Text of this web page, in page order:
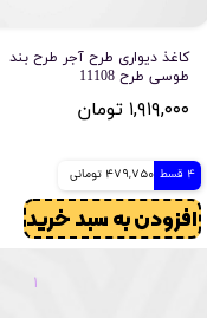
کاغذ دیواری طرح آجر طرح بند
طوسی طرح 11108
۱,۹۱۹,۰۰۰ تومان
4 قسط 479,750 تومانی
افزودن به سبد خرید
۱